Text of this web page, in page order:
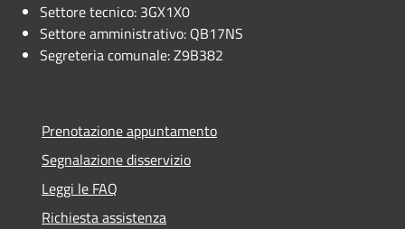
Settore tecnico: 3GX1X0
Settore amministrativo: QB17NS
Segreteria comunale: Z9B382
Prenotazione appuntamento
Segnalazione disservizio
Leggi le FAQ
Richiesta assistenza